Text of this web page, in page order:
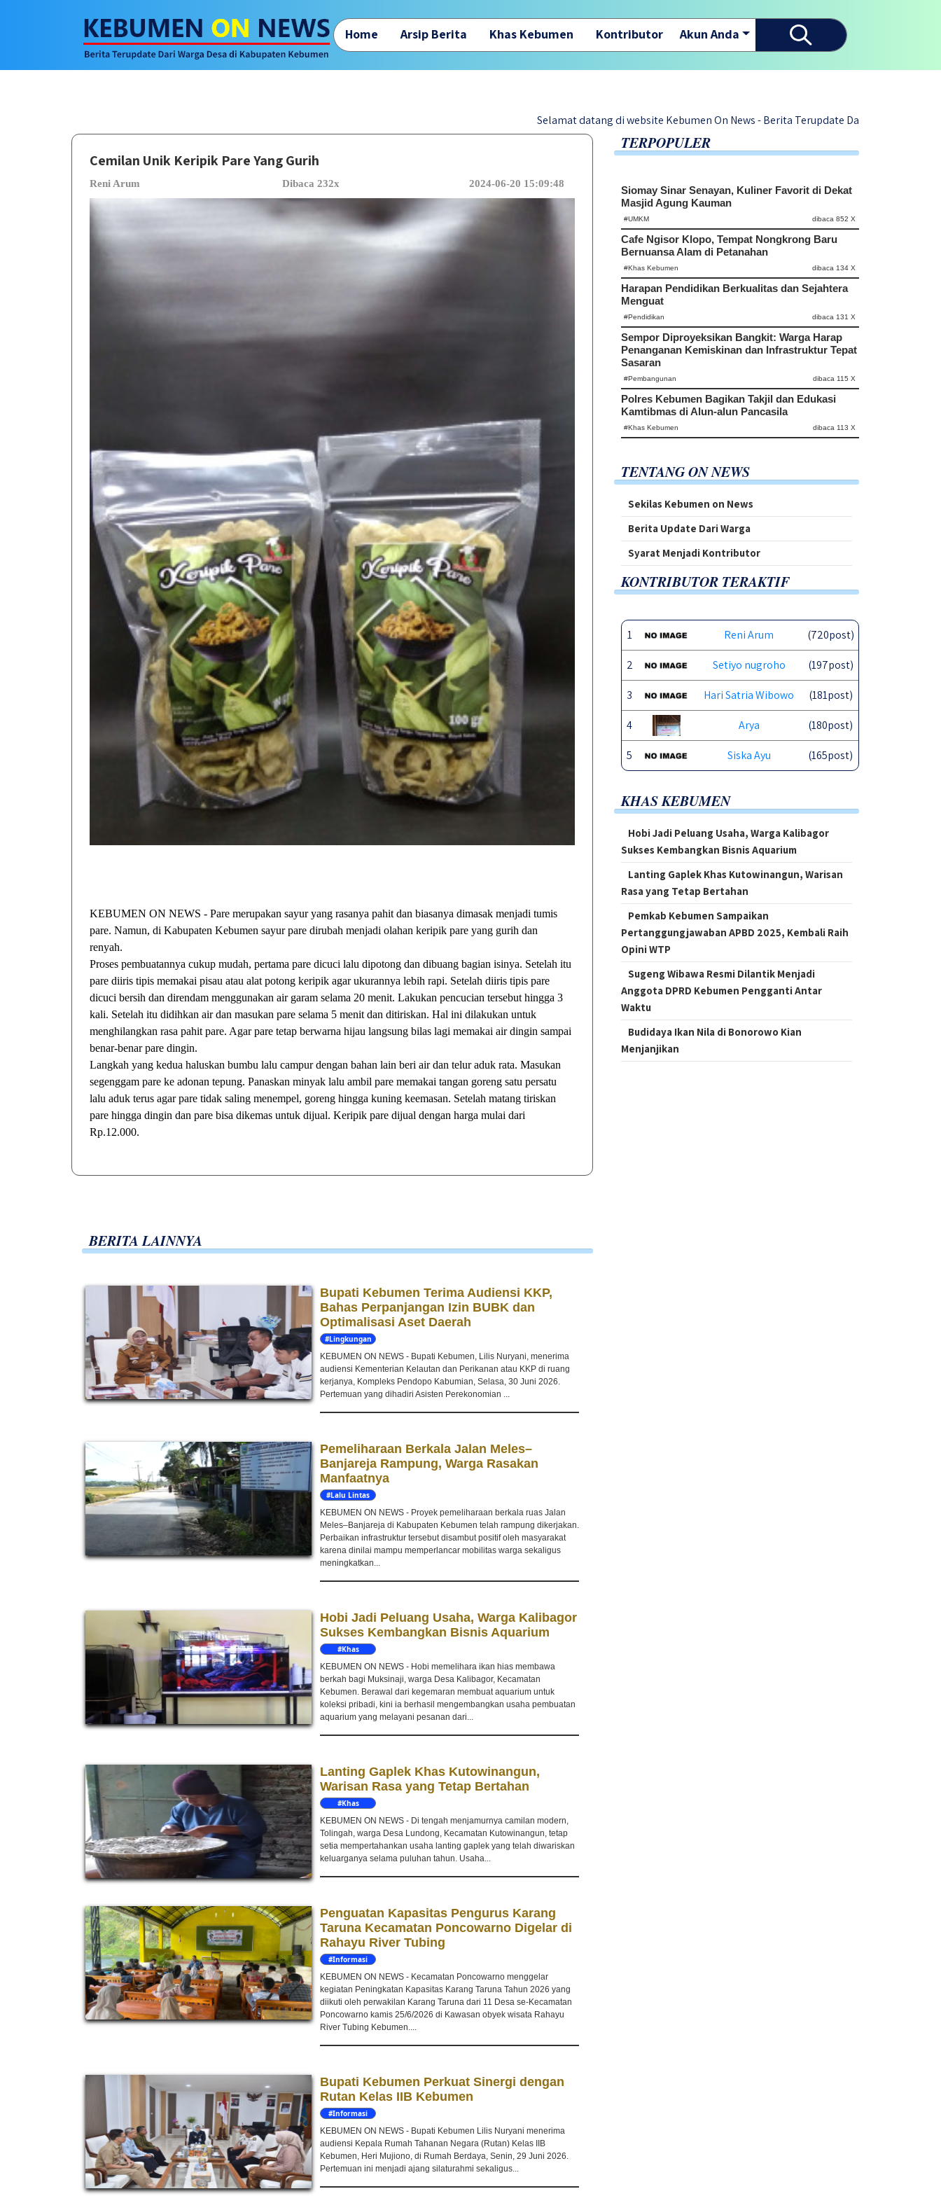
Home Arsip Berita Khas Kebumen Kontributor Akun Anda
Selamat datang di website Kebumen On News - Berita Terupdate Dari Warga Desa di Kabupaten
Cemilan Unik Keripik Pare Yang Gurih
Reni Arum Dibaca 232x 2024-06-20 15:09:48
KEBUMEN ON NEWS - Pare merupakan sayur yang rasanya pahit dan biasanya dimasak menjadi tumis
pare. Namun, di Kabupaten Kebumen sayur pare dirubah menjadi olahan keripik pare yang gurih dan
renyah.
Proses pembuatannya cukup mudah, pertama pare dicuci lalu dipotong dan dibuang bagian isinya. Setelah itu
pare diiris tipis memakai pisau atau alat potong keripik agar ukurannya lebih rapi. Setelah diiris tipis pare
dicuci bersih dan direndam menggunakan air garam selama 20 menit. Lakukan pencucian tersebut hingga 3
kali. Setelah itu didihkan air dan masukan pare selama 5 menit dan ditiriskan. Hal ini dilakukan untuk
menghilangkan rasa pahit pare. Agar pare tetap berwarna hijau langsung bilas lagi memakai air dingin sampai
benar-benar pare dingin.
Langkah yang kedua haluskan bumbu lalu campur dengan bahan lain beri air dan telur aduk rata. Masukan
segenggam pare ke adonan tepung. Panaskan minyak lalu ambil pare memakai tangan goreng satu persatu
lalu aduk terus agar pare tidak saling menempel, goreng hingga kuning keemasan. Setelah matang tiriskan
pare hingga dingin dan pare bisa dikemas untuk dijual. Keripik pare dijual dengan harga mulai dari
Rp.12.000.
TERPOPULER
Siomay Sinar Senayan, Kuliner Favorit di Dekat
Masjid Agung Kauman
#UMKM dibaca 852 X
Cafe Ngisor Klopo, Tempat Nongkrong Baru
Bernuansa Alam di Petanahan
#Khas Kebumen dibaca 134 X
Harapan Pendidikan Berkualitas dan Sejahtera
Menguat
#Pendidikan dibaca 131 X
Sempor Diproyeksikan Bangkit: Warga Harap
Penanganan Kemiskinan dan Infrastruktur Tepat
Sasaran
#Pembangunan dibaca 115 X
Polres Kebumen Bagikan Takjil dan Edukasi
Kamtibmas di Alun-alun Pancasila
#Khas Kebumen dibaca 113 X
TENTANG ON NEWS
Sekilas Kebumen on News
Berita Update Dari Warga
Syarat Menjadi Kontributor
KONTRIBUTOR TERAKTIF
1 Reni Arum (720post)
2 Setiyo nugroho (197post)
3 Hari Satria Wibowo (181post)
4 Arya (180post)
5 Siska Ayu (165post)
KHAS KEBUMEN
Hobi Jadi Peluang Usaha, Warga Kalibagor
Sukses Kembangkan Bisnis Aquarium
Lanting Gaplek Khas Kutowinangun, Warisan
Rasa yang Tetap Bertahan
Pemkab Kebumen Sampaikan
Pertanggungjawaban APBD 2025, Kembali Raih
Opini WTP
Sugeng Wibawa Resmi Dilantik Menjadi
Anggota DPRD Kebumen Pengganti Antar
Waktu
Budidaya Ikan Nila di Bonorowo Kian
Menjanjikan
BERITA LAINNYA
Bupati Kebumen Terima Audiensi KKP,
Bahas Perpanjangan Izin BUBK dan
Optimalisasi Aset Daerah
#Lingkungan
KEBUMEN ON NEWS - Bupati Kebumen, Lilis Nuryani, menerima
audiensi Kementerian Kelautan dan Perikanan atau KKP di ruang
kerjanya, Kompleks Pendopo Kabumian, Selasa, 30 Juni 2026.
Pertemuan yang dihadiri Asisten Perekonomian ...
Pemeliharaan Berkala Jalan Meles–
Banjareja Rampung, Warga Rasakan
Manfaatnya
#Lalu Lintas
KEBUMEN ON NEWS - Proyek pemeliharaan berkala ruas Jalan
Meles–Banjareja di Kabupaten Kebumen telah rampung dikerjakan.
Perbaikan infrastruktur tersebut disambut positif oleh masyarakat
karena dinilai mampu memperlancar mobilitas warga sekaligus
meningkatkan...
Hobi Jadi Peluang Usaha, Warga Kalibagor
Sukses Kembangkan Bisnis Aquarium
#Khas
KEBUMEN ON NEWS - Hobi memelihara ikan hias membawa
berkah bagi Muksinaji, warga Desa Kalibagor, Kecamatan
Kebumen. Berawal dari kegemaran membuat aquarium untuk
koleksi pribadi, kini ia berhasil mengembangkan usaha pembuatan
aquarium yang melayani pesanan dari...
Lanting Gaplek Khas Kutowinangun,
Warisan Rasa yang Tetap Bertahan
#Khas
KEBUMEN ON NEWS - Di tengah menjamurnya camilan modern,
Tolingah, warga Desa Lundong, Kecamatan Kutowinangun, tetap
setia mempertahankan usaha lanting gaplek yang telah diwariskan
keluarganya selama puluhan tahun. Usaha...
Penguatan Kapasitas Pengurus Karang
Taruna Kecamatan Poncowarno Digelar di
Rahayu River Tubing
#Informasi
KEBUMEN ON NEWS - Kecamatan Poncowarno menggelar
kegiatan Peningkatan Kapasitas Karang Taruna Tahun 2026 yang
diikuti oleh perwakilan Karang Taruna dari 11 Desa se-Kecamatan
Poncowarno kamis 25/6/2026 di Kawasan obyek wisata Rahayu
River Tubing Kebumen....
Bupati Kebumen Perkuat Sinergi dengan
Rutan Kelas IIB Kebumen
#Informasi
KEBUMEN ON NEWS - Bupati Kebumen Lilis Nuryani menerima
audiensi Kepala Rumah Tahanan Negara (Rutan) Kelas IIB
Kebumen, Heri Mujiono, di Rumah Berdaya, Senin, 29 Juni 2026.
Pertemuan ini menjadi ajang silaturahmi sekaligus...